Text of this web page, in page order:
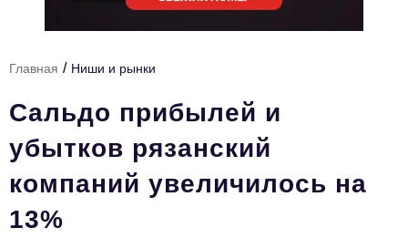
История тульского предпринимательства
Тема номера
HR
Персона номера
Инфраструктура развития
Главная / Ниши и рынки
Сальдо прибылей и
убытков рязанский
компаний увеличилось на
13%